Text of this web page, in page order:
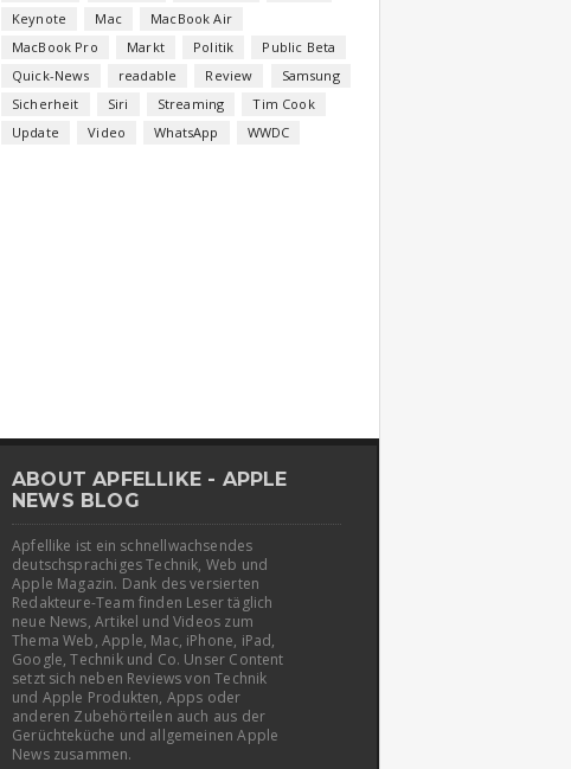
Keynote
Mac
MacBook Air
MacBook Pro
Markt Politik
Public Beta
Quick-News
readable Review
Samsung
Sicherheit
Siri Streaming
Tim Cook
Update
Video WhatsApp WWDC
ABOUT APFELLIKE - APPLE
NEWS BLOG
Apfellike ist ein schnellwachsendes
deutschsprachiges Technik, Web und
Apple Magazin. Dank des versierten
Redakteure-Team finden Leser täglich
neue News, Artikel und Videos zum
Thema Web, Apple, Mac, iPhone, iPad,
Google, Technik und Co. Unser Content
setzt sich neben Reviews von Technik
und Apple Produkten, Apps oder
anderen Zubehörteilen auch aus der
Gerüchteküche und allgemeinen Apple
News zusammen.